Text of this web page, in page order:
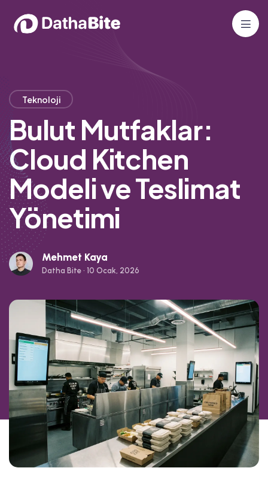
Teknoloji
Bulut Mutfaklar:
Cloud Kitchen
Modeli ve Teslimat
Yönetimi
Mehmet Kaya
Datha Bite • 10 Ocak, 2026